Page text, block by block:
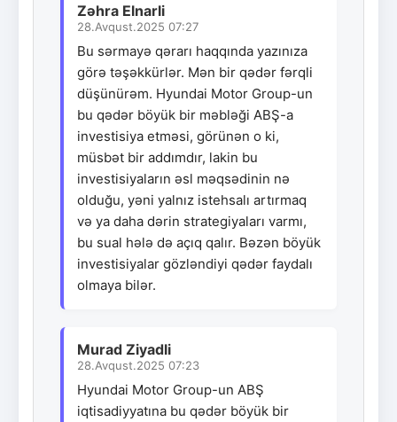
Zəhra Elnarli
28.Avqust.2025 07:27
Bu sərmayə qərarı haqqında yazınıza
görə təşəkkürlər. Mən bir qədər fərqli
düşünürəm. Hyundai Motor Group-un
bu qədər böyük bir məbləği ABŞ-a
investisiya etməsi, görünən o ki,
müsbət bir addımdır, lakin bu
investisiyaların əsl məqsədinin nə
olduğu, yəni yalnız istehsalı artırmaq
və ya daha dərin strategiyaları varmı,
bu sual hələ də açıq qalır. Bəzən böyük
investisiyalar gözləndiyi qədər faydalı
olmaya bilər.
Murad Ziyadli
28.Avqust.2025 07:23
Hyundai Motor Group-un ABŞ
iqtisadiyyatına bu qədər böyük bir